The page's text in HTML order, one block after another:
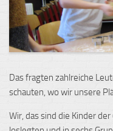
Das fragten zahlreiche
schauten, wo wir unsere
Wir, das sind die Kinder